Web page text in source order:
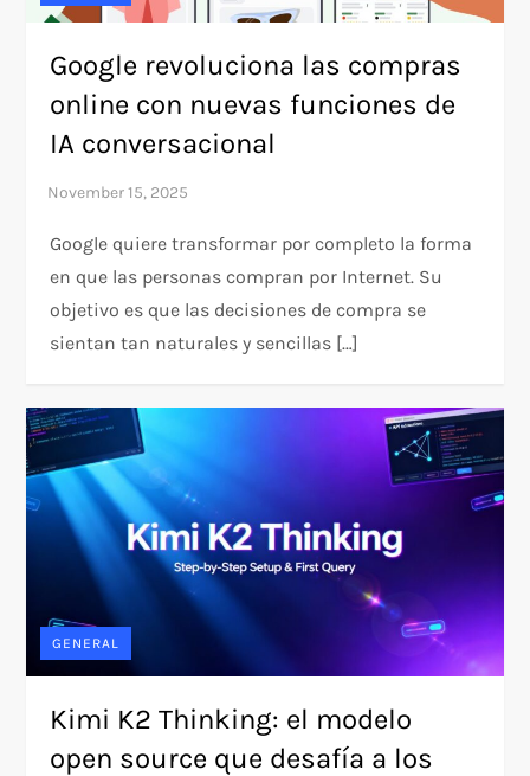
Google revoluciona las compras
online con nuevas funciones de
IA conversacional
Google quiere transformar por completo la forma
en que las personas compran por Internet. Su
objetivo es que las decisiones de compra se
sientan tan naturales y sencillas […]
GENERAL
Kimi K2 Thinking: el modelo
open source que desafía a los